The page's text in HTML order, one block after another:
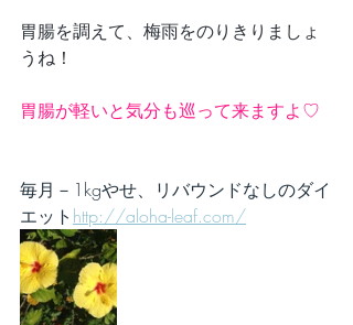
胃腸を調えて、梅雨をのりきりましょ
うね！
胃腸が軽いと気分も巡って来ますよ♡
毎月－1kgやせ、リバウンドなしのダイ
エット http://aloha-leaf.com/